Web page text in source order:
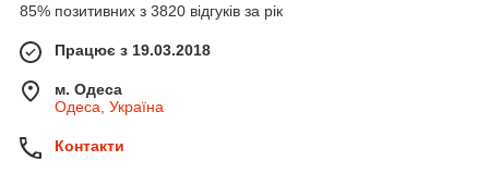
85% позитивних з 3820 відгуків за рік
Працює з 19.03.2018
м. Одеса
Одеса, Україна
Контакти